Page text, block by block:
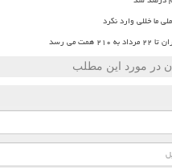
ما خللی وارد نکرد
می رسد
در مورد این مطلب